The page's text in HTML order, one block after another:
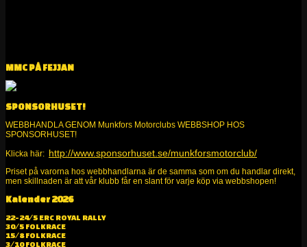
MMC PÅ FEJJAN
SPONSORHUSET!
WEBBHANDLA GENOM Munkfors Motorclubs WEBBSHOP HOS
SPONSORHUSET!
Klicka här: http://www.sponsorhuset.se/munkforsmotorclub/
Priset på varorna hos webbhandlarna är de samma som om du handlar direkt,
men skillnaden är att vår klubb får en slant för varje köp via webbshopen!
Alltid kul på två och fyra hjul!
Kalender 2026
22-24/5 ERC ROYAL RALLY
30/5 FOLKRACE
15/8 FOLKRACE
3/10 FOLKRACE